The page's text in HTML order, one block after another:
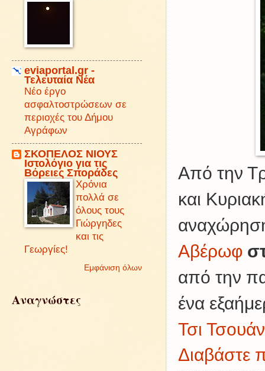
Από την
και
Αβέρωφ
από την
ένα
Τσι Τσουάν
Διαβάστε
eviaportal.gr -
Τελευταία Νέα
Νέο έργο
ασφαλτοστρώσεων σε
περιοχές του Δήμου
Αγράφων
ΣΚΟΠΕΛΟΣ ΝΙΟΥΣ
Iστολόγιο για τις
Βόρειες Σποράδες
Χρόνια
πολλά σε
όλους τους
Γιώργηδες
και τις
Γεωργίες!
Εμφάνιση όλων
Αναγνώστες